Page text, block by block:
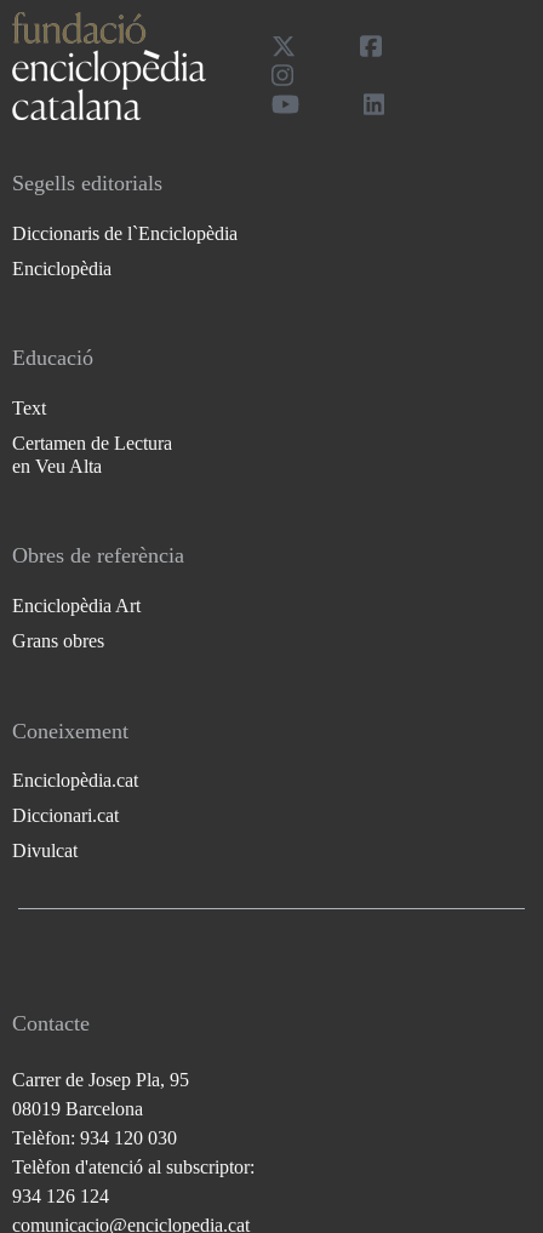
Segells editorials
Diccionaris de l`Enciclopèdia
Enciclopèdia
Educació
Text
Certamen de Lectura
en Veu Alta
Obres de referència
Enciclopèdia Art
Grans obres
Coneixement
Enciclopèdia.cat
Diccionari.cat
Divulcat
Contacte
Carrer de Josep Pla, 95
08019 Barcelona
Telèfon: 934 120 030
Telèfon d'atenció al subscriptor:
934 126 124
comunicacio@enciclopedia.cat